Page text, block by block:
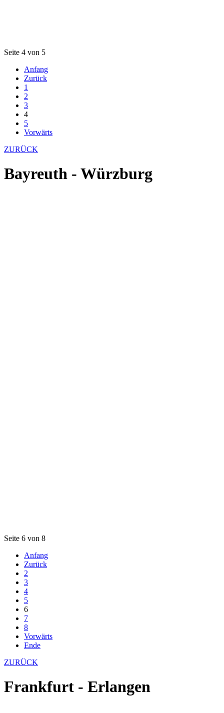
Seite 4 von 5
Anfang
Zurück
1
2
3
4
5
Vorwärts
ZURÜCK
Bayreuth - Würzburg
Seite 6 von 8
Anfang
Zurück
2
3
4
5
6
7
8
Vorwärts
Ende
ZURÜCK
Frankfurt - Erlangen